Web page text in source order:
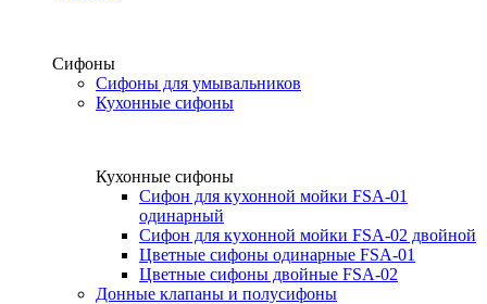
Сифоны
Сифоны для умывальников
Кухонные сифоны
Кухонные сифоны
Сифон для кухонной мойки FSA-01
одинарный
Сифон для кухонной мойки FSA-02 двойной
Цветные сифоны одинарные FSA-01
Цветные сифоны двойные FSA-02
Донные клапаны и полусифоны